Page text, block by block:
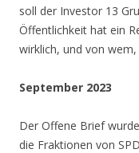
soll der Investor 13
Öffentlichkeit hat ein
wirklich, und von
September 2023
Der Offene Brief
die Fraktionen von